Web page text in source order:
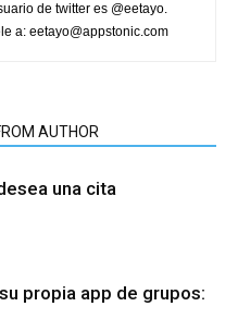
de twitter es @eetayo.
a: eetayo@appstonic.com
AUTHOR
una cita
propia app de grupos: